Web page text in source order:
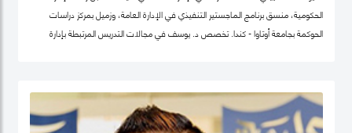
الحكومية، منسق برنامج الماجستير التنفيذي في الإدارة العامة، وزميل بمركز دراسات
الحوكمة بجامعة أوتاوا - كندا. تَخصص د. يوسف في مجالات التدريس المرتبطة بإدارة
العامة. قبل التحاقه بكلية محمد بن راشد للإدارة الحكومية، عمل الدكتور يوسف كأستاذ
مساعد وشغل منصب مدير برنامج إدارة الموارد البشرية في كلية إدارة الأعمال في الكلية
الأسترالية في دولة الكويت. قبل ذلك، عمل كمستشار للحكومة الاتحادية في كندا في عدد